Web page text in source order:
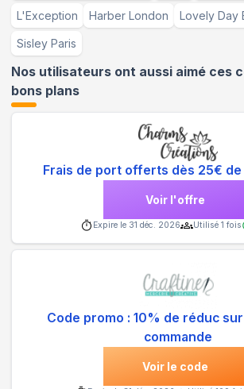
L'Exception Harber London Lovely Day
Sisley Paris
Nos utilisateurs ont aussi aimé ces
bons plans
Frais de port offerts dès 25€ de
Voir l'offre
Expire le 31 déc. 2026 Utilisé 1 fois
Code promo : 10% de réduc
commande
Voir le code